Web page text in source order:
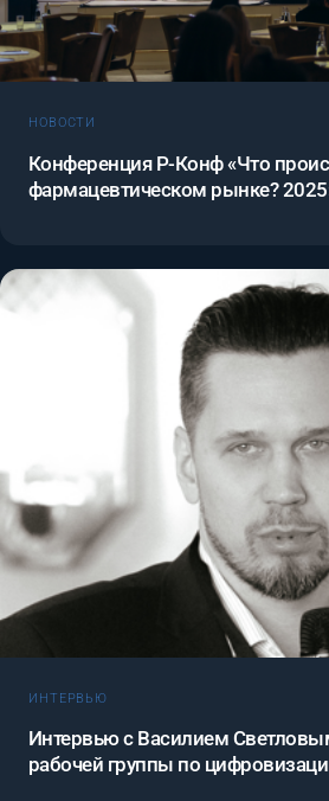
НОВОСТИ
Конференция Р-Конф «Что
фармацевтическом рынке?
ИНТЕРВЬЮ
Интервью с Василием Светловым,
рабочей группы по